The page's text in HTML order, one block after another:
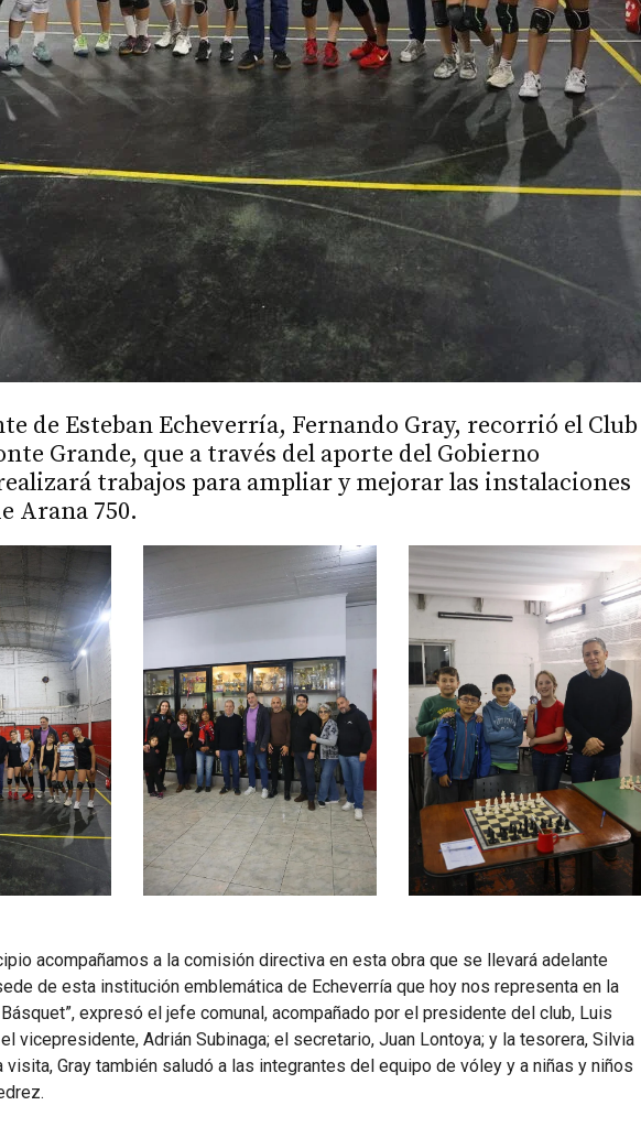
de Esteban Echeverría, Fernando Gray, recorrió el Club
Grande, que a través del aporte del Gobierno
trabajos para ampliar y mejorar las instalaciones
Arana 750.
acompañamos a la comisión directiva en esta obra que se llevará adelante
de esta institución emblemática de Echeverría que hoy nos representa en la
expresó el jefe comunal, acompañado por el presidente del club, Luis
vicepresidente, Adrián Subinaga; el secretario, Juan Lontoya; y la tesorera, Silvia
visita, Gray también saludó a las integrantes del equipo de vóley y a niñas y niños